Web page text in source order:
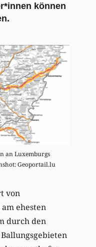
können
an Luxemburgs
Geoportail.lu
von
ehesten
durch den